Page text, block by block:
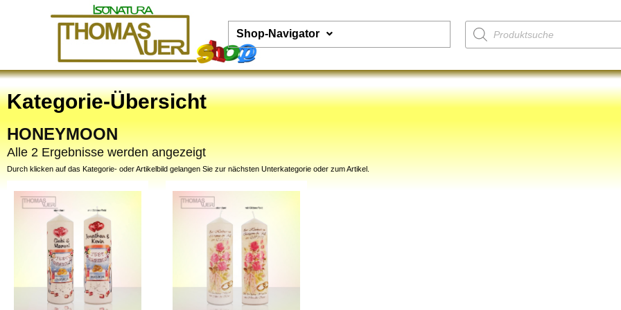
Shop-Navigator
Kategorie-Übersicht
HONEYMOON
Alle 2 Ergebnisse werden angezeigt
Durch klicken auf das Kategorie- oder Artikelbild gelangen Sie zur nächsten Unterkategorie oder zum Artikel.